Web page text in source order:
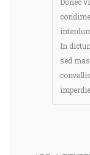
Donec
In
sed